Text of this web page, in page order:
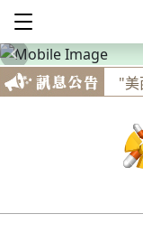
navigate_before
新
"美
愛
、
：